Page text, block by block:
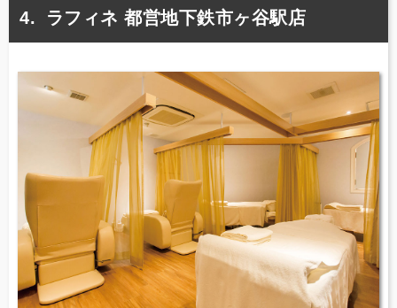
ラフィネ 都営地下鉄市ヶ谷駅店